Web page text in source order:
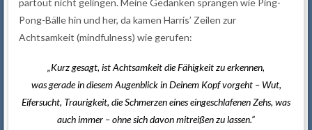
Pong-Bälle hin und her, da kamen Harris’ Zeilen zur
Achtsamkeit (mindfulness) wie gerufen:
„Kurz gesagt, ist Achtsamkeit die Fähigkeit zu erkennen,
was gerade in diesem Augenblick in Deinem Kopf vorgeht – Wut,
Eifersucht, Traurigkeit, die Schmerzen eines eingeschlafenen Zehs, was
auch immer – ohne sich davon mitreißen zu lassen.“